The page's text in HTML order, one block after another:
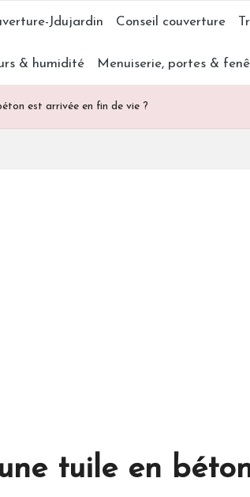
Jdujardin Conseil couverture
& humidité Menuiserie, portes &
est arrivée en fin de vie ?
tuile en